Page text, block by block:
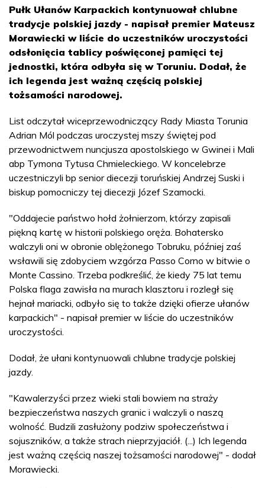
Pułk Ułanów Karpackich kontynuował chlubne
tradycje polskiej jazdy - napisał premier Mateusz
Morawiecki w liście do uczestników uroczystości
odsłonięcia tablicy poświęconej pamięci tej
jednostki, która odbyła się w Toruniu. Dodał, że
ich legenda jest ważną częścią polskiej
tożsamości narodowej.
List odczytał wiceprzewodniczący Rady Miasta Torunia
Adrian Mól podczas uroczystej mszy świętej pod
przewodnictwem nuncjusza apostolskiego w Gwinei i Mali
abp Tymona Tytusa Chmieleckiego. W koncelebrze
uczestniczyli bp senior diecezji toruńskiej Andrzej Suski i
biskup pomocniczy tej diecezji Józef Szamocki.
"Oddajecie państwo hołd żołnierzom, którzy zapisali
piękną kartę w historii polskiego oręża. Bohatersko
walczyli oni w obronie oblężonego Tobruku, później zaś
wsławili się zdobyciem wzgórza Passo Corno w bitwie o
Monte Cassino. Trzeba podkreślić, że kiedy 75 lat temu
Polska flaga zawisła na murach klasztoru i rozległ się
hejnał mariacki, odbyło się to także dzięki ofierze ułanów
karpackich" - napisał premier w liście do uczestników
uroczystości.
Dodał, że ułani kontynuowali chlubne tradycje polskiej
jazdy.
"Kawalerzyści przez wieki stali bowiem na straży
bezpieczeństwa naszych granic i walczyli o naszą
wolność. Budzili zasłużony podziw społeczeństwa i
sojuszników, a także strach nieprzyjaciół. (...) Ich legenda
jest ważną częścią naszej tożsamości narodowej" - dodał
Morawiecki.